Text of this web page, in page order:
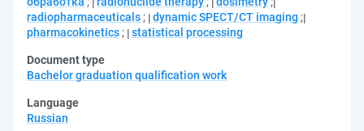
radiopharmaceuticals ; dynamic SPECT/CT imaging ;
pharmacokinetics ; statistical processing
Document type
Bachelor graduation qualification work
Language
Russian